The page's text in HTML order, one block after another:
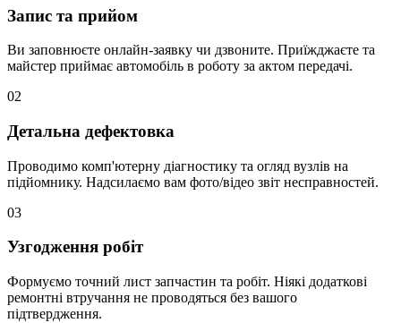
Запис та прийом
Ви заповнюєте онлайн-заявку чи дзвоните. Приїжджаєте та
майстер приймає автомобіль в роботу за актом передачі.
02
Детальна дефектовка
Проводимо комп'ютерну діагностику та огляд вузлів на
підйомнику. Надсилаємо вам фото/відео звіт несправностей.
03
Узгодження робіт
Формуємо точний лист запчастин та робіт. Ніякі додаткові
ремонтні втручання не проводяться без вашого
підтвердження.